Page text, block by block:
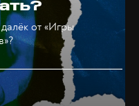
от «Игры